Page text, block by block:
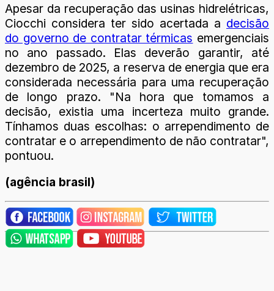
Apesar da recuperação das usinas hidrelétricas,
Ciocchi considera ter sido acertada a decisão
do governo de contratar térmicas emergenciais
no ano passado. Elas deverão garantir, até
dezembro de 2025, a reserva de energia que era
considerada necessária para uma recuperação
de longo prazo. "Na hora que tomamos a
decisão, existia uma incerteza muito grande.
Tínhamos duas escolhas: o arrependimento de
contratar e o arrependimento de não contratar",
pontuou.
(agência brasil)